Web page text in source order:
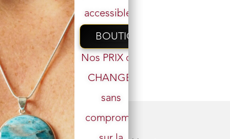
Lire la suite
Votre email
accessibles.
BOUTIQUE
Nos PRIX ont
CHANGÉ,
sans
compromis